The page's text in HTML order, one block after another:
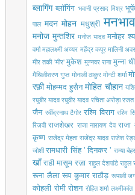
ब्लागिंग ब्लॉगिंग भवानी प्रसाद मिश्र
पाल मदन मोहन मधुश्री
मनोज मुन्तशिर मनोज यादव मनोहर
वर्मा महालक्ष्मी अय्यर महेंद्र कपूर मालिनी
मीर तकी 'मीर' मुकेश मुन्नवर राना मुन्ना
मैथिलीशरण गुप्त मोनाली ठाकुर मोन्टी शर्मा
रफ़ी मोहम्मद हुसैन मोहित चौहान
रघुबीर यादव रघुवीर यादव रचिता अरोड़ा रजत
जैन रवींद्रनाथ टैगोर रश्मि विराग रश्मि
रिज़वी राजशेखर राजा नारायण देव
कृष्ण राजेंद्र मेहता राजेंद्र यादव राजेश
जोशी रामधारी सिंह ' दिनकर ' राम्या
खाँ राही मासूम रज़ा राहुल देशपांडे राहुल
रूना लैला रूप कुमार राठौड़ रूपाली
कोहली रोमी रोशन रोहित शर्मा लक्ष्मीकांत